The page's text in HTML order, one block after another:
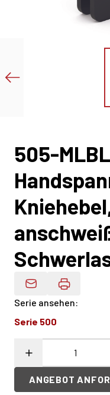
505-
Produktdaten Per
Serie ansehen:
Serie 500
ANGEBOT